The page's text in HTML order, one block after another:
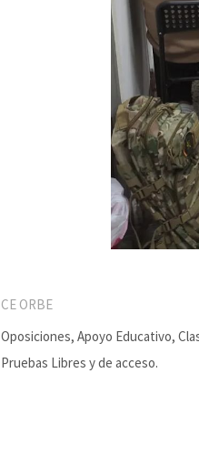
CE ORBE
Oposiciones, Apoyo Educativo,
Pruebas Libres y de acceso.